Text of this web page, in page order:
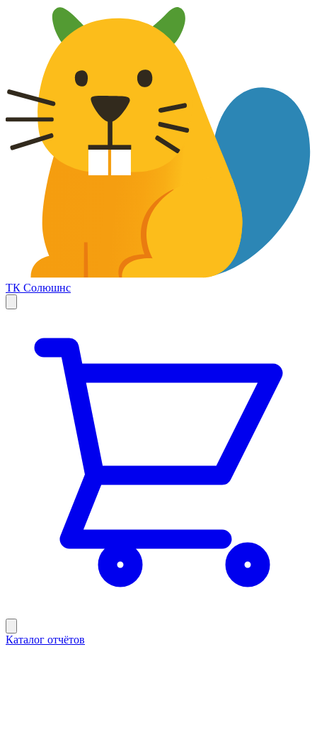
ТК Солюшнс
Каталог отчётов